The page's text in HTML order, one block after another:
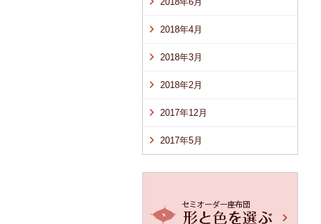
2018年4月
2018年3月
2018年2月
2017年12月
2017年5月